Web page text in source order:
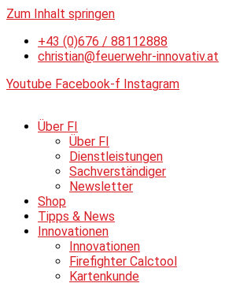
Zum Inhalt springen
+43 (0)676 / 88112888
christian@feuerwehr-innovativ.at
Youtube Facebook-f Instagram
Über FI
Über FI
Dienstleistungen
Sachverständiger
Newsletter
Shop
Tipps & News
Innovationen
Innovationen
Firefighter Calctool
Kartenkunde